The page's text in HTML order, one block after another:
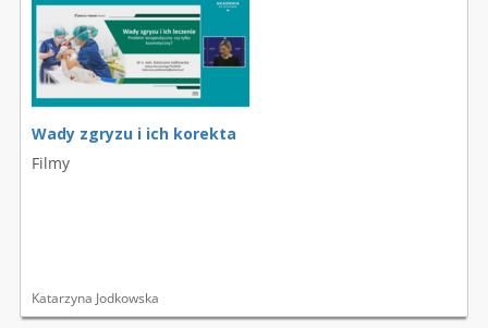
Wady zgryzu i ich korekta
Filmy
Katarzyna Jodkowska